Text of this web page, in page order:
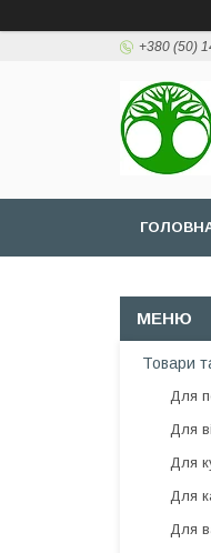
+380 (50)
Товари
Для
Для
Для
Для
Для